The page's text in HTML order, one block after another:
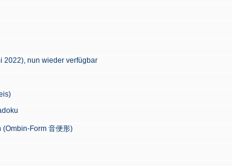
2022), nun wieder verfügbar
(Ombin-Form 音便形)